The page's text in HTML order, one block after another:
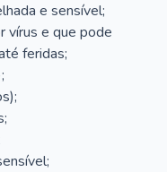
e sensível;
vírus e que pode
feridas;